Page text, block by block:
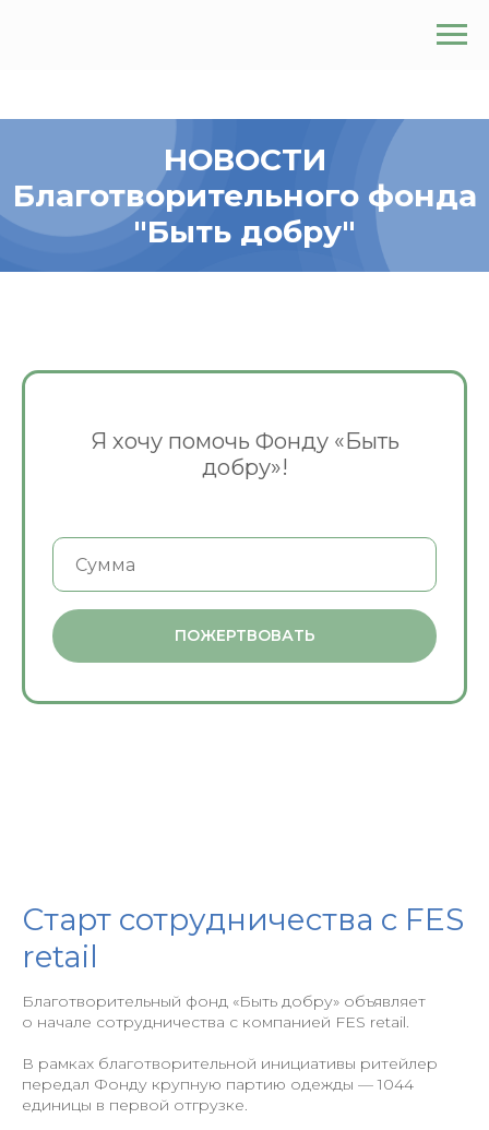
НОВОСТИ
Благотворительного фонда
"Быть добру"
Я хочу помочь Фонду «Быть
добру»!
ПОЖЕРТВОВАТЬ
Старт сотрудничества с FES
retail
Благотворительный фонд «Быть добру» объявляет
о начале сотрудничества с компанией FES retail.
В рамках благотворительной инициативы ритейлер
передал Фонду крупную партию одежды — 1044
единицы в первой отгрузке.